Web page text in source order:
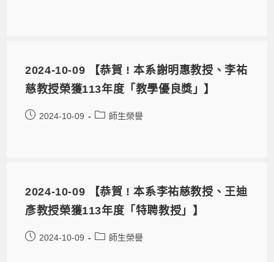
2024-10-09 【恭賀 ! 本系謝明惠教授、李祐
慈教授榮獲113年度「教學優良獎」】
2024-10-09 師生榮譽
2024-10-09 【恭賀 ! 本系李祐慈教授、王迪
彥教授榮獲113年度「特聘教授」】
2024-10-09 師生榮譽